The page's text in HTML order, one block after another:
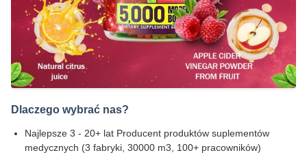
Dlaczego wybrać nas?
Najlepsze 3 - 20+ lat Producent produktów suplementów
medycznych (3 fabryki, 30000 m3, 100+ pracowników)